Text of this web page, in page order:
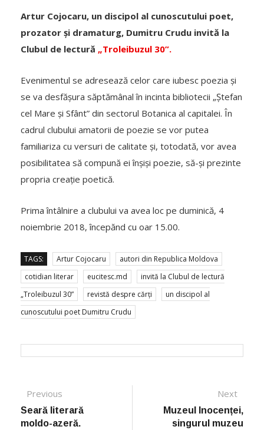
Artur Cojocaru, un discipol al cunoscutului poet,
prozator și dramaturg, Dumitru Crudu invită la
Clubul de lectură „Troleibuzul 30”.
Evenimentul se adresează celor care iubesc poezia și
se va desfășura săptămânal în incinta bibliotecii „Ștefan
cel Mare și Sfânt” din sectorul Botanica al capitalei. În
cadrul clubului amatorii de poezie se vor putea
familiariza cu versuri de calitate și, totodată, vor avea
posibilitatea să compună ei înșiși poezie, să-și prezinte
propria creație poetică.
Prima întâlnire a clubului va avea loc pe duminică, 4
noiembrie 2018, începănd cu oar 15.00.
TAGS: Artur Cojocaru
autori din Republica Moldova
cotidian literar
eucitesc.md
invită la Clubul de lectură
„Troleibuzul 30”
revistă despre cărți
un discipol al
cunoscutului poet Dumitru Crudu
Post navigation
Previous
Seară literară
moldo-azeră.
Next
Muzeul Inocenței,
singurul muzeu